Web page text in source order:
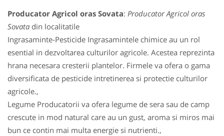
Producator Agricol oras Sovata: Producator Agricol oras
Sovata din localitatile
Ingrasaminte-Pesticide Ingrasamintele chimice au un rol
esential in dezvoltarea culturilor agricole. Acestea reprezinta
hrana necesara cresterii plantelor. Firmele va ofera o gama
diversificata de pesticide intretinerea si protectie culturilor
agricole.,
Legume Producatorii va ofera legume de sera sau de camp
crescute in mod natural care au un gust, aroma si miros mai
bun ce contin mai multa energie si nutrienti.,